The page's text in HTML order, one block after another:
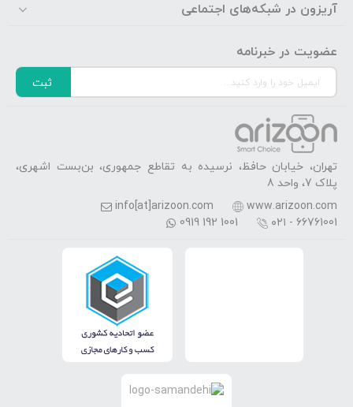
آریزون در شبکه‌های اجتماعی
عضویت در خبرنامه
ثبت
تهران، خیابان حافظ، نرسیده به تقاطع جمهوری، بن‌بست اشهری،
پلاک 7، واحد 8
www.arizoon.com
info[at]arizoon.com
۰۲۱ - 66761001
0919 192 1001